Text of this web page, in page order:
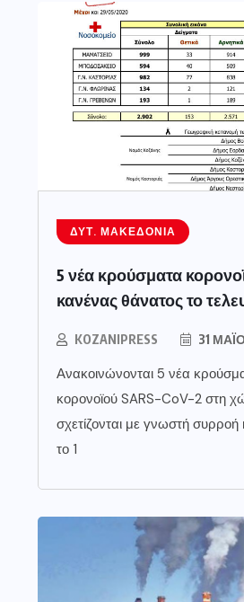
ΔΥΤ. ΜΑΚΕΔΟΝΊΑ
5 νέα κρούσματα
κανένας θάνατος το
KOZANIPRESS 31
Ανακοινώνονται 5 νέα
κορονοϊού SARS-CoV-2 στη
σχετίζονται με γνωστή
το 1